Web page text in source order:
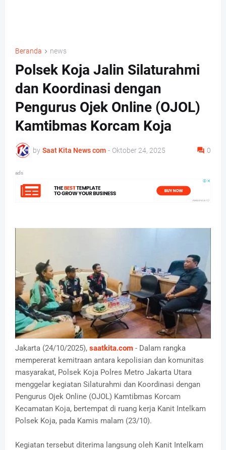
Beranda news
Polsek Koja Jalin Silaturahmi
dan Koordinasi dengan
Pengurus Ojek Online (OJOL)
Kamtibmas Korcam Koja
by Saat Kita News com - Oktober 24, 2025 0
ads
Jakarta (24/10/2025), saatkita.com - Dalam rangka
mempererat kemitraan antara kepolisian dan komunitas
masyarakat, Polsek Koja Polres Metro Jakarta Utara
menggelar kegiatan Silaturahmi dan Koordinasi dengan
Pengurus Ojek Online (OJOL) Kamtibmas Korcam
Kecamatan Koja, bertempat di ruang kerja Kanit Intelkam
Polsek Koja, pada Kamis malam (23/10).
Kegiatan tersebut diterima langsung oleh Kanit Intelkam